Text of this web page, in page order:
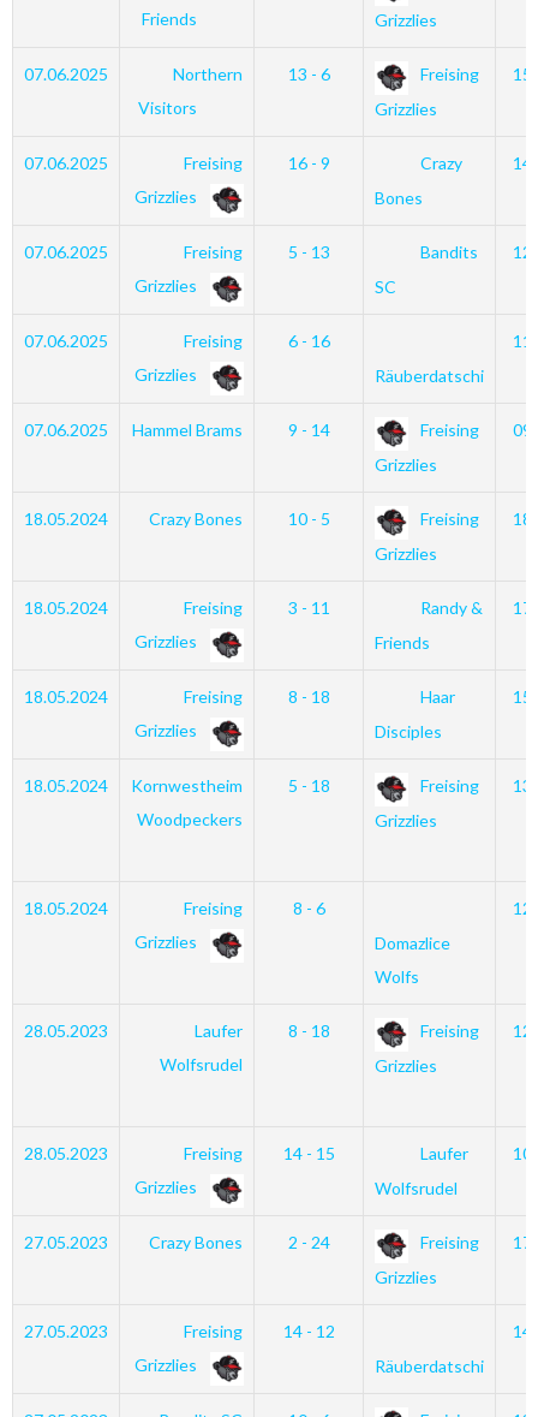
Friends
Grizzlies
07.06.2025
Northern
Visitors
13 - 6
Freising
Grizzlies
07.06.2025
Freising
Grizzlies
16 - 9
Crazy
Bones
07.06.2025
Freising
Grizzlies
5 - 13
Bandits
SC
07.06.2025
Freising
Grizzlies
6 - 16
Räuberdatschi
07.06.2025 Hammel Brams 9 - 14
Freising
Grizzlies
18.05.2024 Crazy Bones 10 - 5
Freising
Grizzlies
18.05.2024
Freising
Grizzlies
3 - 11
Randy &
Friends
18.05.2024
Freising
Grizzlies
8 - 18
Haar
Disciples
18.05.2024
Kornwestheim
Woodpeckers
5 - 18
Freising
Grizzlies
18.05.2024
Freising
Grizzlies
8 - 6
Domazlice
Wolfs
28.05.2023
Laufer
Wolfsrudel
8 - 18
Freising
Grizzlies
28.05.2023
Freising
Grizzlies
14 - 15
Laufer
Wolfsrudel
27.05.2023 Crazy Bones 2 - 24
Freising
Grizzlies
27.05.2023
Freising
Grizzlies
14 - 12
Räuberdatschi